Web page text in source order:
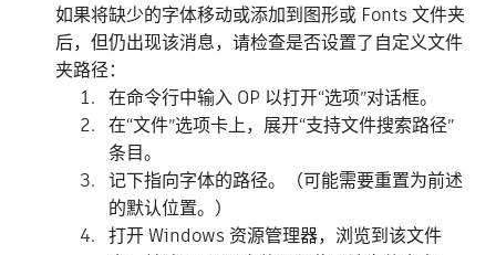
如果将缺少的字体移动或添加到图形或 Fonts 文件夹
后，但仍出现该消息，请检查是否设置了自定义文件
夹路径：
在命令行中输入 OP 以打开“选项”对话框。
在“文件”选项卡上，展开“支持文件搜索路径”
条目。
记下指向字体的路径。（可能需要重置为前述
的默认位置。）
打开 Windows 资源管理器，浏览到该文件